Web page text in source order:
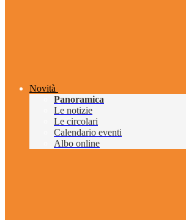
Novità
Panoramica
Le notizie
Le circolari
Calendario eventi
Albo online